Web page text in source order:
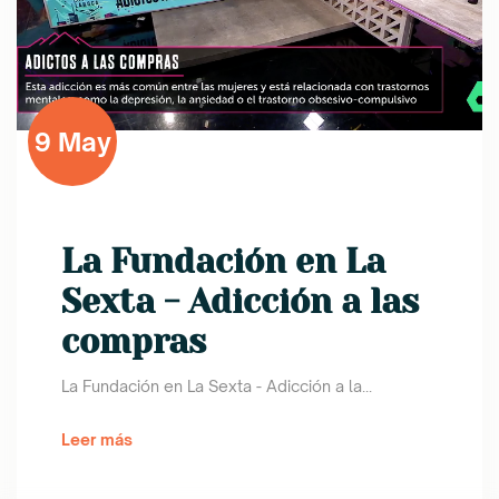
9 May
La Fundación en La
Sexta - Adicción a las
compras
La Fundación en La Sexta - Adicción a la...
Leer más